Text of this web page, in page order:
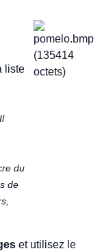
liste
du
de
et utilisez le